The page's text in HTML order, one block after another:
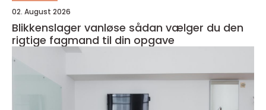
02. August 2026
Blikkenslager vanløse sådan vælger du den
rigtige fagmand til din opgave